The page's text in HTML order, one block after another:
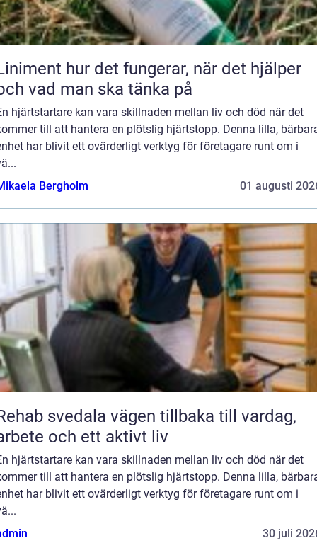
hur det fungerar, när det hjälper
vad man ska tänka på
hjärtstartare kan vara skillnaden mellan liv och död när det
till att hantera en plötslig hjärtstopp. Denna lilla,
har blivit ett ovärderligt verktyg för företagare runt om i
Bergholm
01 augusti
svedala vägen tillbaka till vardag,
och ett aktivt liv
hjärtstartare kan vara skillnaden mellan liv och död när det
till att hantera en plötslig hjärtstopp. Denna lilla,
har blivit ett ovärderligt verktyg för företagare runt om i
30 juli